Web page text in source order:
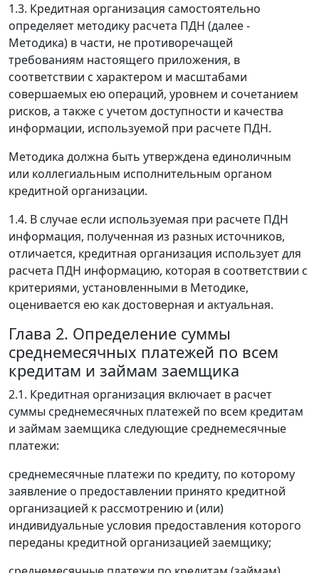
1.3. Кредитная организация самостоятельно
определяет методику расчета ПДН (далее -
Методика) в части, не противоречащей
требованиям настоящего приложения, в
соответствии с характером и масштабами
совершаемых ею операций, уровнем и сочетанием
рисков, а также с учетом доступности и качества
информации, используемой при расчете ПДН.
Методика должна быть утверждена единоличным
или коллегиальным исполнительным органом
кредитной организации.
1.4. В случае если используемая при расчете ПДН
информация, полученная из разных источников,
отличается, кредитная организация использует для
расчета ПДН информацию, которая в соответствии с
критериями, установленными в Методике,
оценивается ею как достоверная и актуальная.
Глава 2. Определение суммы
среднемесячных платежей по всем
кредитам и займам заемщика
2.1. Кредитная организация включает в расчет
суммы среднемесячных платежей по всем кредитам
и займам заемщика следующие среднемесячные
платежи:
среднемесячные платежи по кредиту, по которому
заявление о предоставлении принято кредитной
организацией к рассмотрению и (или)
индивидуальные условия предоставления которого
переданы кредитной организацией заемщику;